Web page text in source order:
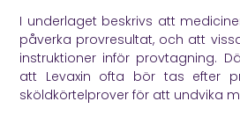
I underlaget beskrivs att
påverka provresultat, och att
instruktioner inför provtagning.
att Levaxin ofta bör tas efter
sköldkörtelprover för att undvika